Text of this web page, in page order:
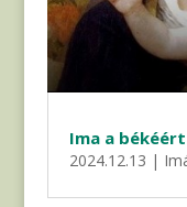
Ima a békéért
2024.12.13 |